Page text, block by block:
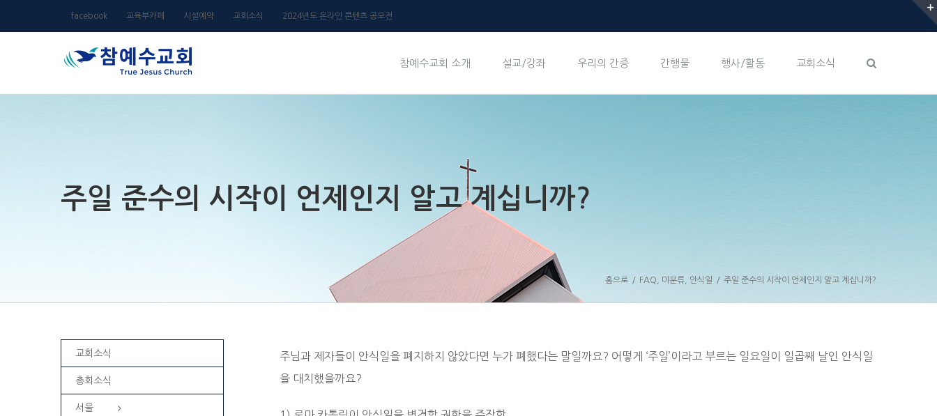
to
facebook 교육부카페 시설예약 교회소식 2024년도 온라인 콘텐츠 공모전
참예수교회 소개 설교/강좌 우리의 간증 간행물 행사/활동 교회소식
주일 준수의 시작이 언제인지 알고 계십니까?
홈으로 / FAQ 미분류 안식일 / 주일 준수의 시작이 언제인지 알고 계십니까?
주님과 제자들이 안식일을 폐지하지 않았다면 누가 폐했다는 말일까요? 어떻게 ‘주일’이라고 부르는 일요일이 일곱째 날인 안식일
을 대치했을까요?
교회소식
총회소식
서울